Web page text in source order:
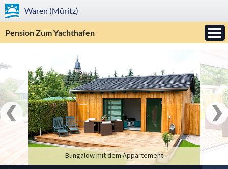
Waren (Müritz)
Pension Zum Yachthafen
Bungalow mit dem Appartement